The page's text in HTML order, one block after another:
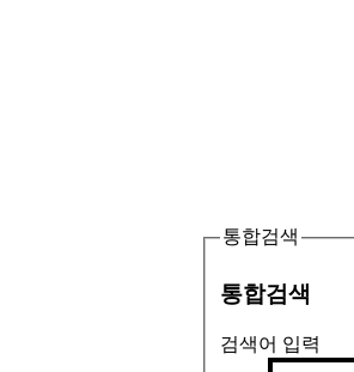
통합검색
통합검색
검색어 입력